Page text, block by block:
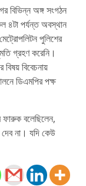
বিভিন্ন অঙ্গ সংগঠন
৪টা পর্যন্ত অবস্থান
পুলিশের
গ্রহণ করেনি।
বিবেচনায়
ডিএমপির পক্ষ
ফারুক বলেছিলেন,
না। যদি কেউ